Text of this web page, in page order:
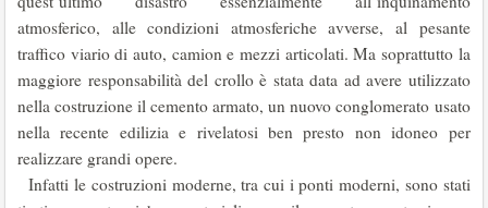
atmosferico, alle condizioni atmosferiche avverse, al pesante
traffico viario di auto, camion e mezzi articolati. Ma soprattutto la
maggiore responsabilità del crollo è stata data ad avere utilizzato
nella costruzione il cemento armato, un nuovo conglomerato usato
nella recente edilizia e rivelatosi ben presto non idoneo per
realizzare grandi opere.
Infatti le costruzioni moderne, tra cui i ponti moderni, sono stati